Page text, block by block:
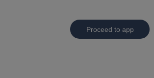
Proceed to app